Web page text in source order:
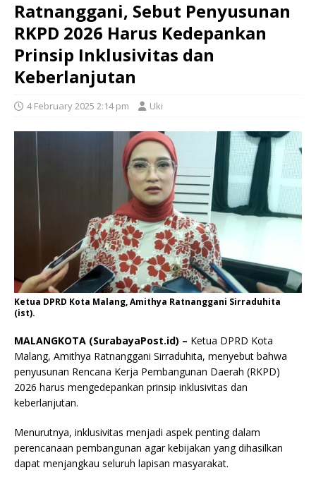
Ratnanggani, Sebut Penyusunan
RKPD 2026 Harus Kedepankan
Prinsip Inklusivitas dan
Keberlanjutan
4 February 2025 2:14 pm Uki
Ketua DPRD Kota Malang, Amithya Ratnanggani Sirraduhita
(ist).
MALANGKOTA (SurabayaPost.id) – Ketua DPRD Kota
Malang, Amithya Ratnanggani Sirraduhita, menyebut bahwa
penyusunan Rencana Kerja Pembangunan Daerah (RKPD)
2026 harus mengedepankan prinsip inklusivitas dan
keberlanjutan.
Menurutnya, inklusivitas menjadi aspek penting dalam
perencanaan pembangunan agar kebijakan yang dihasilkan
dapat menjangkau seluruh lapisan masyarakat.